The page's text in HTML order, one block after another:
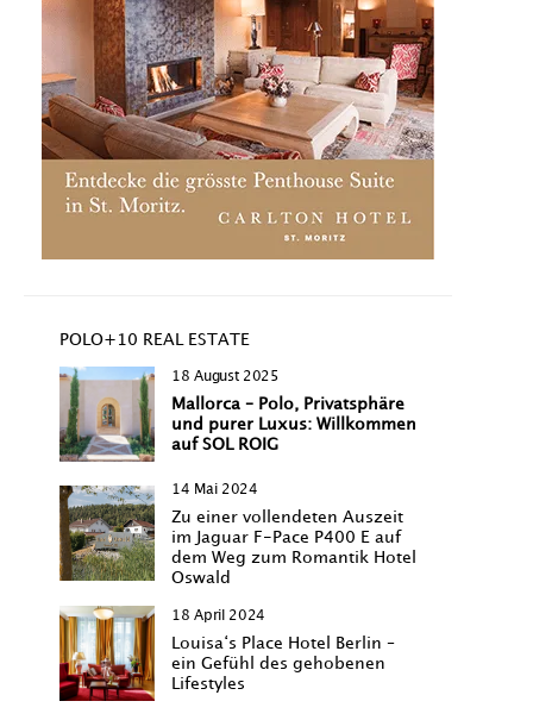
POLO+10 REAL ESTATE
18 August 2025
Mallorca – Polo, Privatsphäre
und purer Luxus: Willkommen
auf SOL ROIG
14 Mai 2024
Zu einer vollendeten Auszeit
im Jaguar F-Pace P400 E auf
dem Weg zum Romantik Hotel
Oswald
18 April 2024
Louisa‘s Place Hotel Berlin –
ein Gefühl des gehobenen
Lifestyles